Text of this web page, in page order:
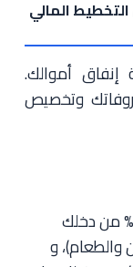
المالي
إنفاق أموالك.
وتخصيص
تخصيص 50% من دخلك
والطعام)، و